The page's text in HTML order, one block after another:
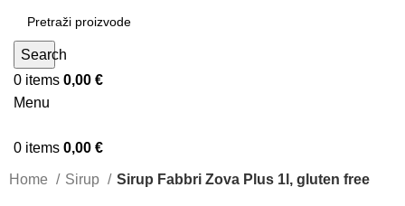
Search
0 items 0,00 €
Menu
0 items 0,00 €
Home Sirup Sirup Fabbri Zova Plus 1l, gluten free